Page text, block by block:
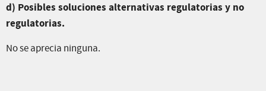
d) Posibles soluciones alternativas regulatorias y no
regulatorias.
No se aprecia ninguna.